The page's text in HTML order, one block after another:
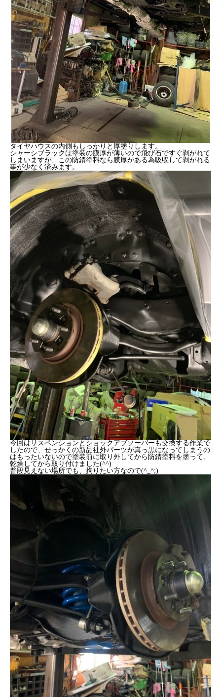
タイヤハウスの内側もしっかりと厚塗りします。
シャーシブラックは塗装の膜厚が薄いので飛び石ですぐ剥がれて
しまいますが、この防錆塗料なら膜厚がある為吸収して剥がれる
事が少なく済みます。
今回はサスペンションとショックアブソーバーも交換する作業で
したので、せっかくの新品社外パーツが真っ黒になってしまうの
はもったいないので塗装前に取り外してから防錆塗料を塗って、
乾燥してから取り付けました(^^)
普段見えない場所でも、拘りたい方なので(^_^;)